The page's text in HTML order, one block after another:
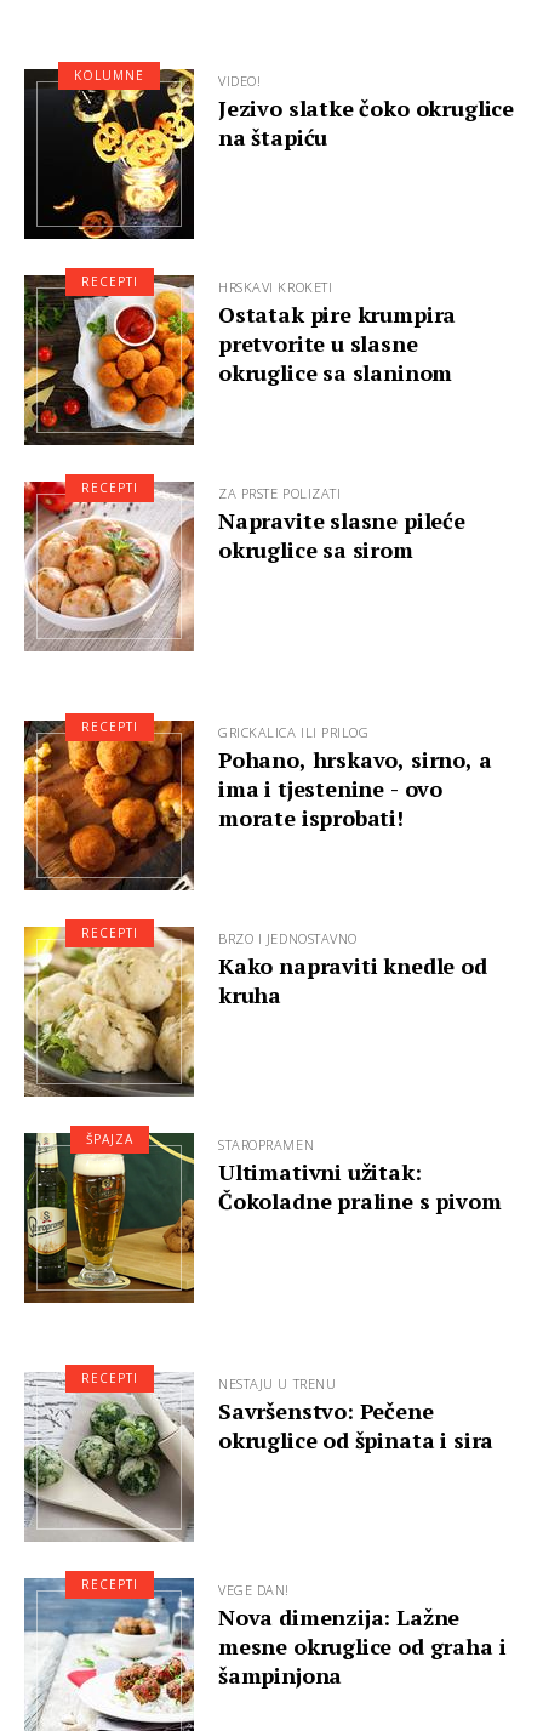
VIDEO!
Jezivo slatke čoko okruglice
na štapiću
KOLUMNE
HRSKAVI KROKETI
Ostatak pire krumpira
pretvorite u slasne
okruglice sa slaninom
RECEPTI
ZA PRSTE POLIZATI
Napravite slasne pileće
okruglice sa sirom
RECEPTI
GRICKALICA ILI PRILOG
Pohano, hrskavo, sirno, a
ima i tjestenine - ovo
morate isprobati!
RECEPTI
BRZO I JEDNOSTAVNO
Kako napraviti knedle od
kruha
RECEPTI
STAROPRAMEN
Ultimativni užitak:
Čokoladne praline s pivom
ŠPAJZA
NESTAJU U TRENU
Savršenstvo: Pečene
okruglice od špinata i sira
RECEPTI
VEGE DAN!
Nova dimenzija: Lažne
mesne okruglice od graha i
šampinjona
RECEPTI